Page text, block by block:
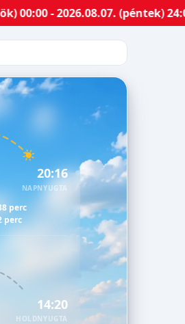
(péntek) 24:00-ig
20:16
NAPNYUGTA
perc
perc
14:20
HOLDNYUGTA